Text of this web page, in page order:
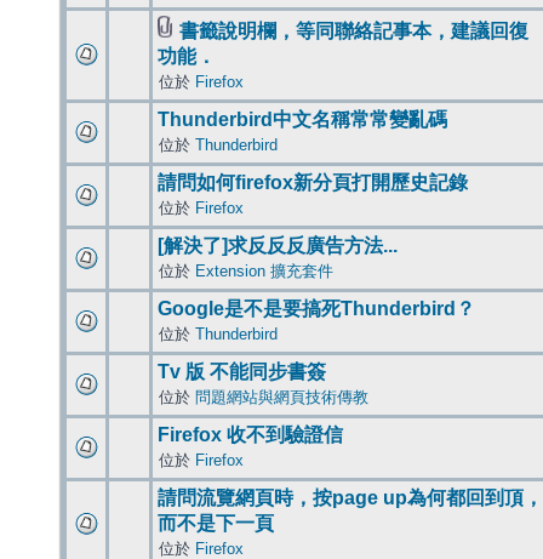
書籤說明欄，等同聯絡記事本，建議回復
功能．
位於 Firefox
Thunderbird中文名稱常常變亂碼
位於 Thunderbird
請問如何firefox新分頁打開歷史記錄
位於 Firefox
[解決了]求反反反廣告方法...
位於 Extension 擴充套件
Google是不是要搞死Thunderbird？
位於 Thunderbird
Tv 版 不能同步書簽
位於 問題網站與網頁技術傳教
Firefox 收不到驗證信
位於 Firefox
請問流覽網頁時，按page up為何都回到頂，
而不是下一頁
位於 Firefox